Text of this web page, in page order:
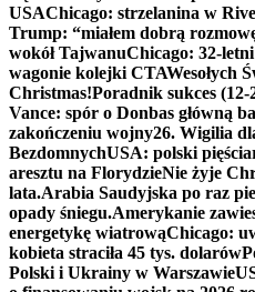
USAChicago: strzelanina w
Trump: “miałem dobrą
wokół TajwanuChicago: 32-
wagonie kolejki CTAWesołych
Christmas!Poradnik sukces
Vance: spór o Donbas główną
zakończeniu wojny26. Wigilia
BezdomnychUSA: polski
aresztu na FlorydzieNie żyje
lata.Arabia Saudyjska po raz
opady śniegu.Amerykanie
energetykę wiatrowąChicago:
kobieta straciła 45 tys. dolarów
Polski i Ukrainy w Warszawie